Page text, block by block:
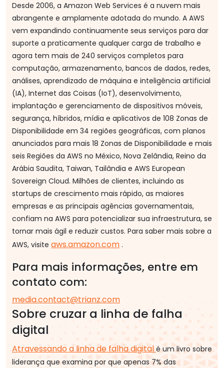
Desde 2006, a Amazon Web Services é a nuvem mais
abrangente e amplamente adotada do mundo. A AWS
vem expandindo continuamente seus serviços para dar
suporte a praticamente qualquer carga de trabalho e
agora tem mais de 240 serviços completos para
computação, armazenamento, bancos de dados, redes,
análises, aprendizado de máquina e inteligência artificial
(IA), Internet das Coisas (IoT), desenvolvimento,
implantação e gerenciamento de dispositivos móveis,
segurança, híbridos, mídia e aplicativos de 108 Zonas de
Disponibilidade em 34 regiões geográficas, com planos
anunciados para mais 18 Zonas de Disponibilidade e mais
seis Regiões da AWS no México, Nova Zelândia, Reino da
Arábia Saudita, Taiwan, Tailândia e AWS European
Sovereign Cloud. Milhões de clientes, incluindo as
startups de crescimento mais rápido, as maiores
empresas e as principais agências governamentais,
confiam na AWS para potencializar sua infraestrutura, se
tornar mais ágil e reduzir custos. Para saber mais sobre a
AWS, visite aws.amazon.com .
Para mais informações, entre em
contato com:
media.contact@trianz.com
Sobre cruzar a linha de falha
digital
Atravessando a linha de falha digital é um livro sobre
liderança que examina por que apenas 7% das